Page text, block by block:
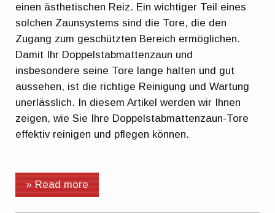
einen ästhetischen Reiz. Ein wichtiger Teil eines
solchen Zaunsystems sind die Tore, die den
Zugang zum geschützten Bereich ermöglichen.
Damit Ihr Doppelstabmattenzaun und
insbesondere seine Tore lange halten und gut
aussehen, ist die richtige Reinigung und Wartung
unerlässlich. In diesem Artikel werden wir Ihnen
zeigen, wie Sie Ihre Doppelstabmattenzaun-Tore
effektiv reinigen und pflegen können.
» Read more